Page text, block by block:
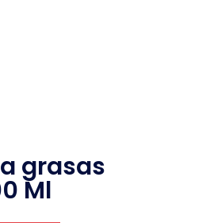
grasas
Ml